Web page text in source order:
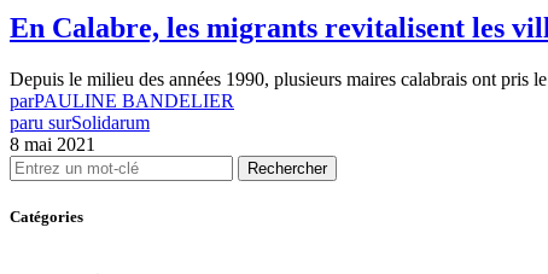
En Calabre, les migrants revitalisent les
Depuis le milieu des années 1990, plusieurs maires calabrais ont pris
parPAULINE BANDELIER
paru surSolidarum
8 mai 2021
Rechercher
Catégories